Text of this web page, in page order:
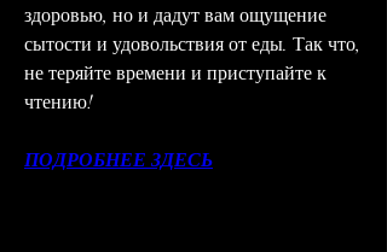
здоровью, но и дадут вам ощущение
сытости и удовольствия от еды. Так что,
не теряйте времени и приступайте к
чтению!
ПОДРОБНЕЕ ЗДЕСЬ